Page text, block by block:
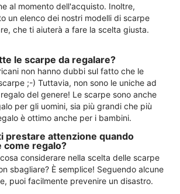
al momento dell'acquisto. Inoltre,
un elenco dei nostri modelli di scarpe
che ti aiuterà a fare la scelta giusta.
le scarpe da regalare?
non hanno dubbi sul fatto che le
;-) Tuttavia, non sono le uniche ad
del genere! Le scarpe sono anche
per gli uomini, sia più grandi che più
è ottimo anche per i bambini.
prestare attenzione quando
come regalo?
considerare nella scelta delle scarpe
sbagliare? È semplice! Seguendo alcune
puoi facilmente prevenire un disastro.